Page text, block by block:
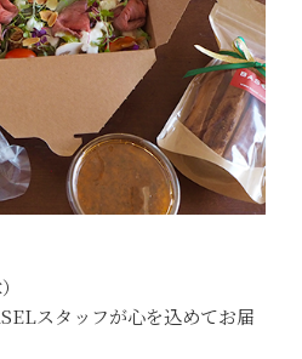
スタッフが心を込めてお届